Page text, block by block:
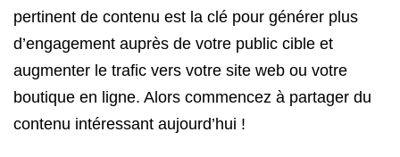
pertinent de contenu est la clé pour générer plus
d’engagement auprès de votre public cible et
augmenter le trafic vers votre site web ou votre
boutique en ligne. Alors commencez à partager du
contenu intéressant aujourd’hui !